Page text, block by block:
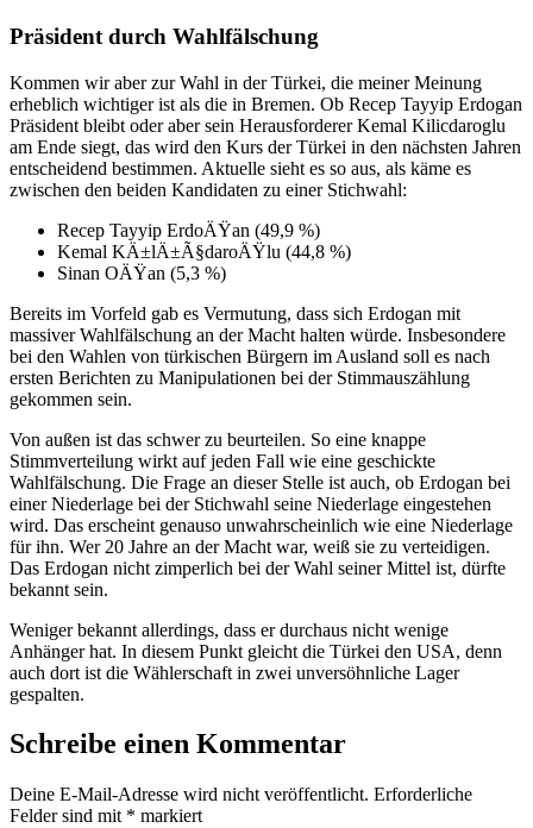
Präsident durch Wahlfälschung
Kommen wir aber zur Wahl in der Türkei, die meiner Meinung
erheblich wichtiger ist als die in Bremen. Ob Recep Tayyip Erdogan
Präsident bleibt oder aber sein Herausforderer Kemal Kilicdaroglu
am Ende siegt, das wird den Kurs der Türkei in den nächsten Jahren
entscheidend bestimmen. Aktuelle sieht es so aus, als käme es
zwischen den beiden Kandidaten zu einer Stichwahl:
Recep Tayyip ErdoÄŸan (49,9 %)
Kemal KÄ±lÄ±Ã§daroÄŸlu (44,8 %)
Sinan OÄŸan (5,3 %)
Bereits im Vorfeld gab es Vermutung, dass sich Erdogan mit
massiver Wahlfälschung an der Macht halten würde. Insbesondere
bei den Wahlen von türkischen Bürgern im Ausland soll es nach
ersten Berichten zu Manipulationen bei der Stimmauszählung
gekommen sein.
Von außen ist das schwer zu beurteilen. So eine knappe
Stimmverteilung wirkt auf jeden Fall wie eine geschickte
Wahlfälschung. Die Frage an dieser Stelle ist auch, ob Erdogan bei
einer Niederlage bei der Stichwahl seine Niederlage eingestehen
wird. Das erscheint genauso unwahrscheinlich wie eine Niederlage
für ihn. Wer 20 Jahre an der Macht war, weiß sie zu verteidigen.
Das Erdogan nicht zimperlich bei der Wahl seiner Mittel ist, dürfte
bekannt sein.
Weniger bekannt allerdings, dass er durchaus nicht wenige
Anhänger hat. In diesem Punkt gleicht die Türkei den USA, denn
auch dort ist die Wählerschaft in zwei unversöhnliche Lager
gespalten.
Schreibe einen Kommentar
Deine E-Mail-Adresse wird nicht veröffentlicht. Erforderliche
Felder sind mit * markiert